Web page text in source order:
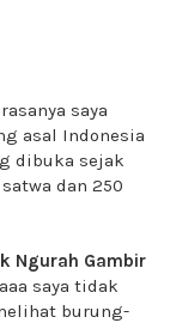
saya
asal Indonesia
dibuka sejak
dan 250
Ngurah Gambir
saya tidak
burung-